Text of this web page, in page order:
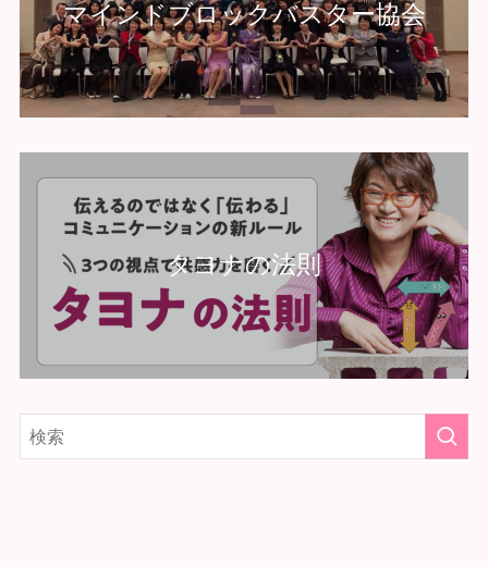
マインドブロックバスター協会
タヨナの法則